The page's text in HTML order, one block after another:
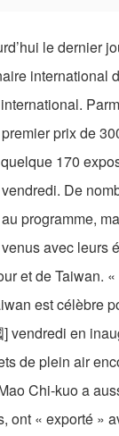
le dernier
international
prix de
170
vendredi. De
programme,
avec leurs
et de Taiwan.
est célèbre
] vendredi en
de plein air
Chi-kuo a
ont « exporté »